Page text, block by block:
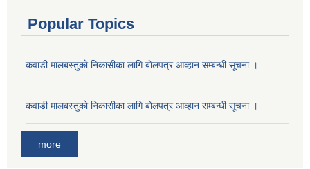
Popular Topics
कवाडी मालबस्तुकाे निकासीका लागि बाेलपत्र आव्हान सम्बन्धी सूचना ।
कवाडी मालबस्तुकाे निकासीका लागि बाेलपत्र आव्हान सम्बन्धी सूचना ।
more